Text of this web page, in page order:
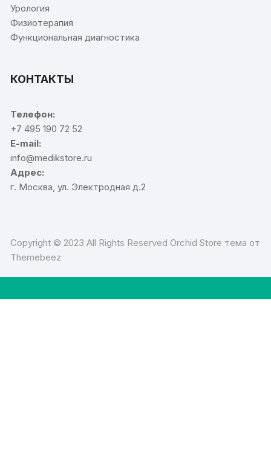
Урология
Физиотерапия
Функциональная диагностика
КОНТАКТЫ
Телефон:
+7 495 190 72 52
E-mail:
info@medikstore.ru
Адрес:
г. Москва, ул. Электродная д.2
Copyright © 2023 All Rights Reserved Orchid Store тема от
Themebeez